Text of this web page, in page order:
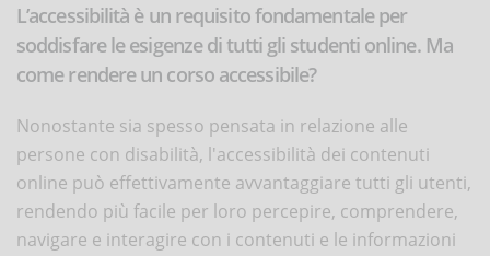
L’accessibilità è un requisito fondamentale per
soddisfare le esigenze di tutti gli studenti online. Ma
come rendere un corso accessibile?
Nonostante sia spesso pensata in relazione alle
persone con disabilità, l'accessibilità dei contenuti
online può effettivamente avvantaggiare tutti gli utenti,
rendendo più facile per loro percepire, comprendere,
navigare e interagire con i contenuti e le informazioni